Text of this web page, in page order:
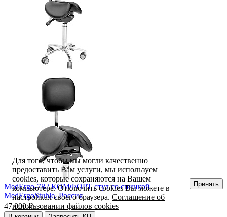
MedErgo-782 КОМФОРТ стул со спинкой
MedErgoStuhle,Россия
47 000 ₽
Для того, чтобы мы могли качественно
предоставить Вам услуги, мы используем
cookies, которые сохраняются на Вашем
компьютере. Отключить cookies Вы можете в
настройках своего браузера.Соглашение об
использовании файлов cookies
Принять